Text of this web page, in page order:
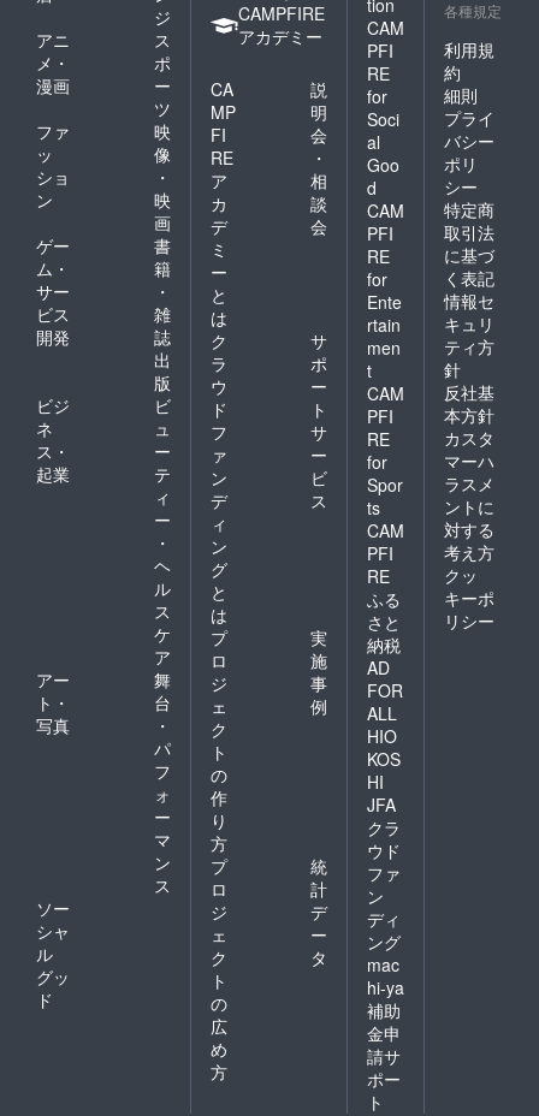
ジ
アニ
メ・
漫画
ス
ポ
ー
ツ
ファ
ッ
ショ
ン
映
像
・
映
画
ゲー
ム・
サー
ビス
開発
書
籍
・
雑
誌
出
版
ビジ
ネ
ス・
起業
ビ
ュ
ー
テ
ィ
ー
・
ヘ
ル
ス
ケ
ア
アー
ト・
写真
舞
台
・
パ
フ
ォ
ー
マ
ン
ス
ソー
シャ
ル
グッ
ド
CAMPFIRE
アカデミー
CA
MP
FI
RE
ア
カ
デ
ミ
ー
と
は
説
明
会
・
相
談
会
ク
ラ
ウ
ド
フ
ァ
ン
デ
ィ
ン
グ
と
は
サ
ポ
ー
ト
サ
ー
ビ
ス
プ
ロ
ジ
ェ
ク
ト
の
作
り
方
実
施
事
例
プ
ロ
ジ
ェ
ク
ト
の
広
め
方
統
計
デ
ー
タ
tion
CAM
PFI
RE
for
Soci
al
Goo
d
CAM
PFI
RE
for
Ente
rtain
men
t
CAM
PFI
RE
for
Spor
ts
CAM
PFI
RE
ふる
さと
納税
AD
FOR
ALL
HIO
KOS
HI
JFA
クラ
ウド
ファ
ン
ディ
ング
mac
hi-ya
補助
金申
請サ
ポー
ト
各種規定
利用規
約
細則
プライ
バシー
ポリ
シー
特定商
取引法
に基づ
く表記
情報セ
キュリ
ティ方
針
反社基
本方針
カスタ
マーハ
ラスメ
ントに
対する
考え方
クッ
キーポ
リシー